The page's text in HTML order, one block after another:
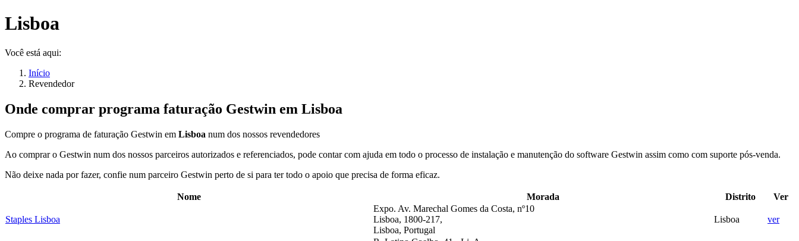
Lisboa
Você está aqui:
Início
Revendedor
Onde comprar programa faturação Gestwin em Lisboa
Compre o programa de faturação Gestwin em Lisboa num dos nossos revendedores
Ao comprar o Gestwin num dos nossos parceiros autorizados e referenciados, pode contar com ajuda em todo o processo de instalação e manutenção do software Gestwin assim como com suporte pós-venda.
Não deixe nada por fazer, confie num parceiro Gestwin perto de si para ter todo o apoio que precisa de forma eficaz.
Nome Morada Distrito Ver
Staples Lisboa
Expo. Av. Marechal Gomes da Costa, nº10
Lisboa, 1800-217,
Lisboa, Portugal
Lisboa ver